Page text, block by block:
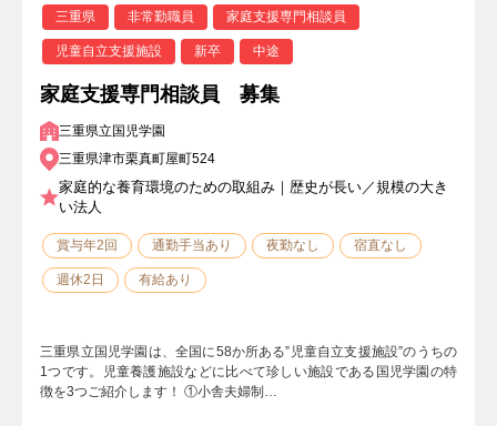
三重県 非常勤職員 家庭支援専門相談員
児童自立支援施設 新卒 中途
家庭支援専門相談員 募集
三重県立国児学園
三重県津市栗真町屋町524
家庭的な養育環境のための取組み｜歴史が長い／規模の大き
い法人
賞与年2回 通勤手当あり 夜勤なし 宿直なし
週休2日 有給あり
三重県立国児学園は、全国に58か所ある”児童自立支援施設”のうちの
1つです。児童養護施設などに比べて珍しい施設である国児学園の特
徴を3つご紹介します！ ①小舎夫婦制…